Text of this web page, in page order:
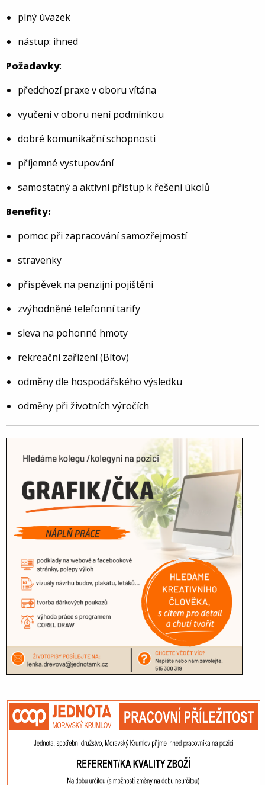
plný úvazek
nástup: ihned
Požadavky:
předchozí praxe v oboru vítána
vyučení v oboru není podmínkou
dobré komunikační schopnosti
příjemné vystupování
samostatný a aktivní přístup k řešení úkolů
Benefity:
pomoc při zapracování samozřejmostí
stravenky
příspěvek na penzijní pojištění
zvýhodněné telefonní tarify
sleva na pohonné hmoty
rekreační zařízení (Bítov)
odměny dle hospodářského výsledku
odměny při životních výročích